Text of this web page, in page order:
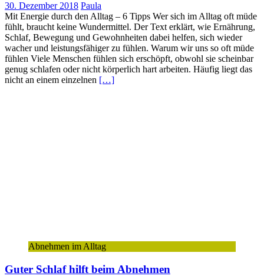
30. Dezember 2018 Paula
Mit Energie durch den Alltag – 6 Tipps Wer sich im Alltag oft müde
fühlt, braucht keine Wundermittel. Der Text erklärt, wie Ernährung,
Schlaf, Bewegung und Gewohnheiten dabei helfen, sich wieder
wacher und leistungsfähiger zu fühlen. Warum wir uns so oft müde
fühlen Viele Menschen fühlen sich erschöpft, obwohl sie scheinbar
genug schlafen oder nicht körperlich hart arbeiten. Häufig liegt das
nicht an einem einzelnen […]
Abnehmen im Alltag
Guter Schlaf hilft beim Abnehmen